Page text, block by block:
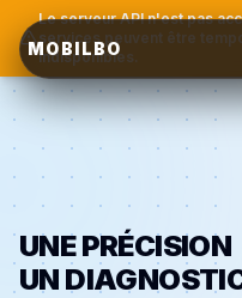
MOBILBO
Le serveur API n'est pas
services peuvent être
indisponibles.
UNE PRÉCISION
UN